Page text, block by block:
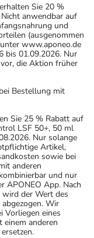
Sie 20 %
anwendbar auf
und
(ausgenommen
www.aponeo.de
bis 01.09.2026. Nur
die Aktion früher
Bestellung mit
Sie 25 % Rabatt auf
LSF 50+, 50 ml
Nur solange
Artikel,
sowie bei
anderen
und nur
APONEO App. Nach
wird der Wert des
Wir
Vorliegen eines
anderen